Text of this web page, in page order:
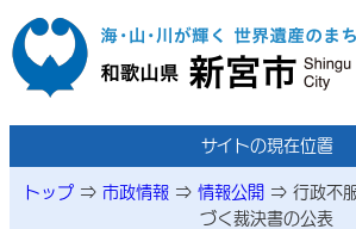
本文へ移動
サイトの現在位置
トップ ⇒ 市政情報 ⇒ 情報公開 ⇒ 行政不
づく裁決書の公表